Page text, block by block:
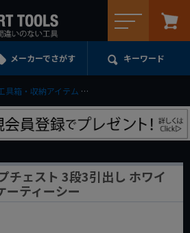
メーカーでさがす キーワード
具箱・収納アイテム
チェスト 3段3引出し ホワイ
ーティーシー